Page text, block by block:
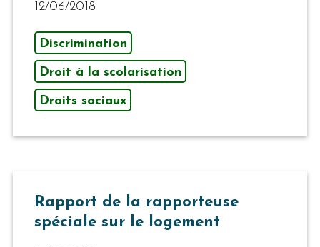
12/06/2018
Discrimination
Droit à la scolarisation
Droits sociaux
Rapport de la rapporteuse
spéciale sur le logement